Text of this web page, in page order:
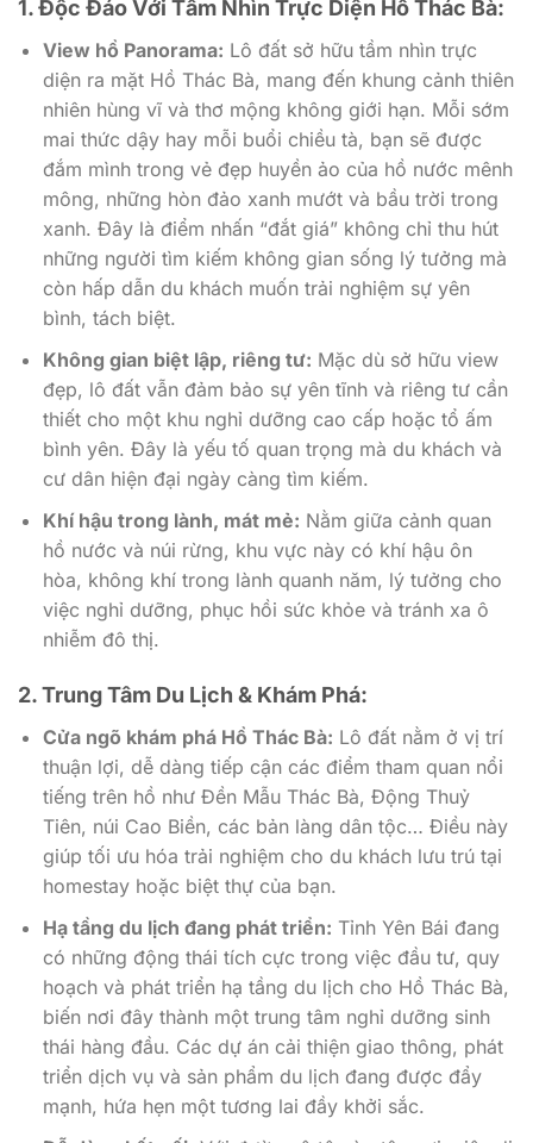
1. Độc Đáo Với Tầm Nhìn Trực Diện Hồ Thác Bà:
View hồ Panorama: Lô đất sở hữu tầm nhìn trực
diện ra mặt Hồ Thác Bà, mang đến khung cảnh thiên
nhiên hùng vĩ và thơ mộng không giới hạn. Mỗi sớm
mai thức dậy hay mỗi buổi chiều tà, bạn sẽ được
đắm mình trong vẻ đẹp huyền ảo của hồ nước mênh
mông, những hòn đảo xanh mướt và bầu trời trong
xanh. Đây là điểm nhấn “đắt giá” không chỉ thu hút
những người tìm kiếm không gian sống lý tưởng mà
còn hấp dẫn du khách muốn trải nghiệm sự yên
bình, tách biệt.
Không gian biệt lập, riêng tư: Mặc dù sở hữu view
đẹp, lô đất vẫn đảm bảo sự yên tĩnh và riêng tư cần
thiết cho một khu nghỉ dưỡng cao cấp hoặc tổ ấm
bình yên. Đây là yếu tố quan trọng mà du khách và
cư dân hiện đại ngày càng tìm kiếm.
Khí hậu trong lành, mát mẻ: Nằm giữa cảnh quan
hồ nước và núi rừng, khu vực này có khí hậu ôn
hòa, không khí trong lành quanh năm, lý tưởng cho
việc nghỉ dưỡng, phục hồi sức khỏe và tránh xa ô
nhiễm đô thị.
2. Trung Tâm Du Lịch & Khám Phá:
Cửa ngõ khám phá Hồ Thác Bà: Lô đất nằm ở vị trí
thuận lợi, dễ dàng tiếp cận các điểm tham quan nổi
tiếng trên hồ như Đền Mẫu Thác Bà, Động Thuỷ
Tiên, núi Cao Biền, các bản làng dân tộc… Điều này
giúp tối ưu hóa trải nghiệm cho du khách lưu trú tại
homestay hoặc biệt thự của bạn.
Hạ tầng du lịch đang phát triển: Tỉnh Yên Bái đang
có những động thái tích cực trong việc đầu tư, quy
hoạch và phát triển hạ tầng du lịch cho Hồ Thác Bà,
biến nơi đây thành một trung tâm nghỉ dưỡng sinh
thái hàng đầu. Các dự án cải thiện giao thông, phát
triển dịch vụ và sản phẩm du lịch đang được đẩy
mạnh, hứa hẹn một tương lai đầy khởi sắc.